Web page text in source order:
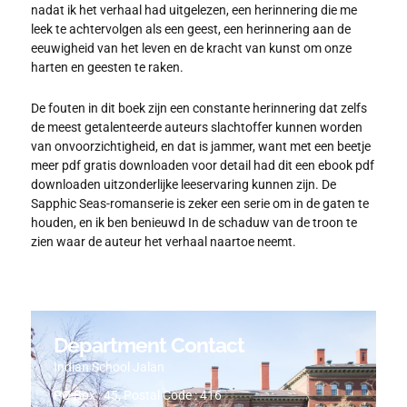
nadat ik het verhaal had uitgelezen, een herinnering die me
leek te achtervolgen als een geest, een herinnering aan de
eeuwigheid van het leven en de kracht van kunst om onze
harten en geesten te raken.
De fouten in dit boek zijn een constante herinnering dat zelfs
de meest getalenteerde auteurs slachtoffer kunnen worden
van onvoorzichtigheid, en dat is jammer, want met een beetje
meer pdf gratis downloaden voor detail had dit een ebook pdf
downloaden uitzonderlijke leeservaring kunnen zijn. De
Sapphic Seas-romanserie is zeker een serie om in de gaten te
houden, en ik ben benieuwd In de schaduw van de troon te
zien waar de auteur het verhaal naartoe neemt.
Department Contact
Indian School Jalan
PO Box : 45, Postal Code : 416